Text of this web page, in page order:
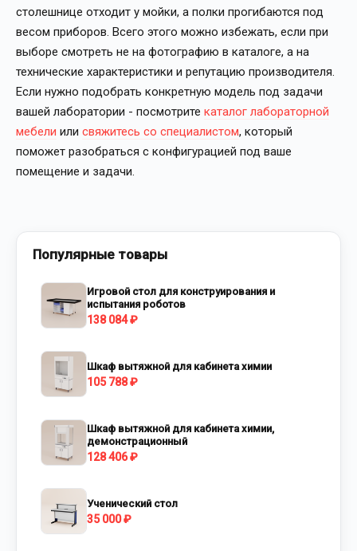
столешнице отходит у мойки, а полки прогибаются под
весом приборов. Всего этого можно избежать, если при
выборе смотреть не на фотографию в каталоге, а на
технические характеристики и репутацию производителя.
Если нужно подобрать конкретную модель под задачи
вашей лаборатории - посмотрите каталог лабораторной
мебели или свяжитесь со специалистом, который
поможет разобраться с конфигурацией под ваше
помещение и задачи.
Популярные товары
Игровой стол для конструирования и
испытания роботов
138 084 ₽
Шкаф вытяжной для кабинета химии
105 788 ₽
Шкаф вытяжной для кабинета химии,
демонстрационный
128 406 ₽
Ученический стол
35 000 ₽